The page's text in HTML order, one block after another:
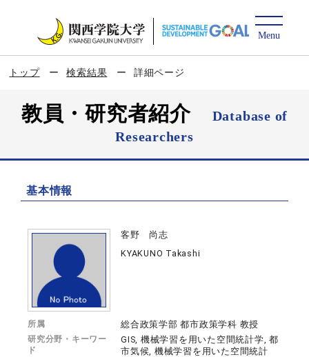
トップ 検索結果 詳細ページ
教員・研究者紹介
Database of
Researchers
基本情報
客野 尚志
KYAKUNO Takashi
所属 総合政策学部 都市政策学科 教授
研究分野・キーワー
ド
GIS, 機械学習を用いた空間統計学, 都
市気候, 機械学習を用いた空間統計